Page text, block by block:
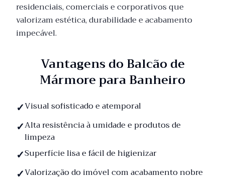
residenciais, comerciais e corporativos que
valorizam estética, durabilidade e acabamento
impecável.
Vantagens do Balcão de
Mármore para Banheiro
Visual sofisticado e atemporal
Alta resistência à umidade e produtos de
limpeza
Superfície lisa e fácil de higienizar
Valorização do imóvel com acabamento nobre